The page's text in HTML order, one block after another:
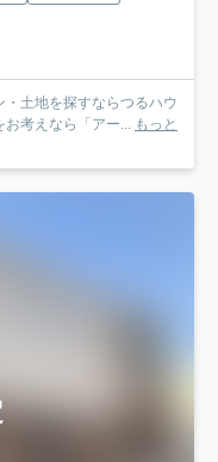
土地を探すならつるハウ
お考えなら「アー... もっと